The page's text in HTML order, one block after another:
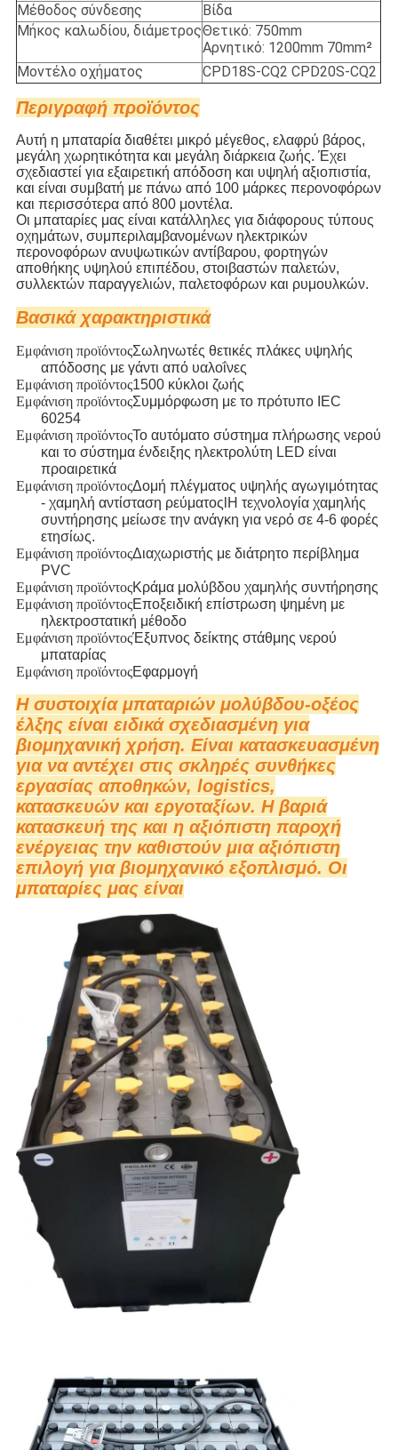
Μέθοδος σύνδεσης
Βίδα
Μήκος καλωδίου, διάμετροςΘετικό: 750mm
Αρνητικό: 1200mm 70mm²
Μοντέλο οχήματος
CPD18S-CQ2 CPD20S-CQ2
Περιγραφή προϊόντος
Αυτή η μπαταρία διαθέτει μικρό μέγεθος, ελαφρύ βάρος,
μεγάλη χωρητικότητα και μεγάλη διάρκεια ζωής. Έχει
σχεδιαστεί για εξαιρετική απόδοση και υψηλή αξιοπιστία,
και είναι συμβατή με πάνω από 100 μάρκες περονοφόρων
και περισσότερα από 800 μοντέλα.
Οι μπαταρίες μας είναι κατάλληλες για διάφορους τύπους
οχημάτων, συμπεριλαμβανομένων ηλεκτρικών
περονοφόρων ανυψωτικών αντίβαρου, φορτηγών
αποθήκης υψηλού επιπέδου, στοιβαστών παλετών,
συλλεκτών παραγγελιών, παλετοφόρων και ρυμουλκών.
Βασικά χαρακτηριστικά
Εμφάνιση προϊόντοςΣωληνωτές θετικές πλάκες υψηλής
απόδοσης με γάντι από υαλοΐνες
Εμφάνιση προϊόντος1500 κύκλοι ζωής
Εμφάνιση προϊόντοςΣυμμόρφωση με το πρότυπο IEC
60254
Εμφάνιση προϊόντοςΤο αυτόματο σύστημα πλήρωσης νερού
και το σύστημα ένδειξης ηλεκτρολύτη LED είναι
προαιρετικά
Εμφάνιση προϊόντοςΔομή πλέγματος υψηλής αγωγιμότητας
- χαμηλή αντίσταση ρεύματος Η τεχνολογία χαμηλής
συντήρησης μείωσε την ανάγκη για νερό σε 4-6 φορές
ετησίως.
Εμφάνιση προϊόντοςΔιαχωριστής με διάτρητο περίβλημα
PVC
Εμφάνιση προϊόντοςΚράμα μολύβδου χαμηλής συντήρησης
Εμφάνιση προϊόντοςΕποξειδική επίστρωση ψημένη με
ηλεκτροστατική μέθοδο
Εμφάνιση προϊόντοςΈξυπνος δείκτης στάθμης νερού
μπαταρίας
Εμφάνιση προϊόντοςΕφαρμογή
Η συστοιχία μπαταριών μολύβδου-οξέος
έλξης είναι ειδικά σχεδιασμένη για
βιομηχανική χρήση. Είναι κατασκευασμένη
για να αντέχει στις σκληρές συνθήκες
εργασίας αποθηκών, logistics,
κατασκευών και εργοταξίων. Η βαριά
κατασκευή της και η αξιόπιστη παροχή
ενέργειας την καθιστούν μια αξιόπιστη
επιλογή για βιομηχανικό εξοπλισμό. Οι
μπαταρίες μας είναι